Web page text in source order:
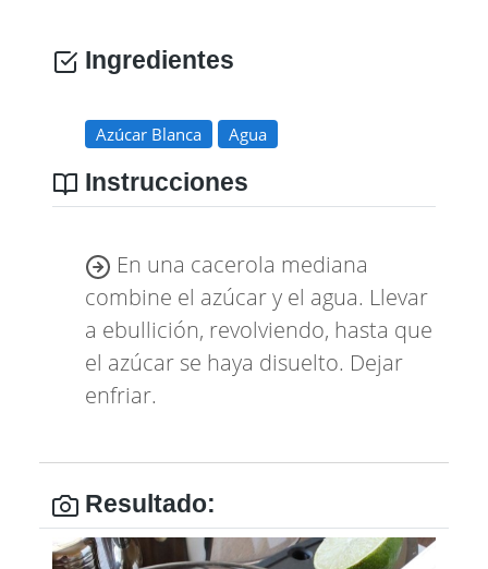
Ingredientes
Azúcar Blanca Agua
Instrucciones
En una cacerola mediana
combine el azúcar y el agua. Llevar
a ebullición, revolviendo, hasta que
el azúcar se haya disuelto. Dejar
enfriar.
Resultado: